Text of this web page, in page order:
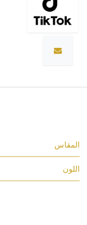
المقاس
اللون